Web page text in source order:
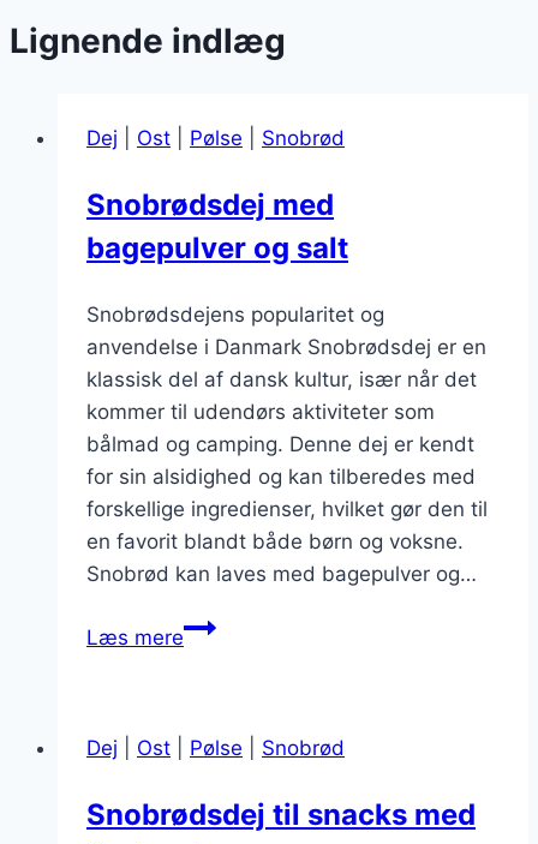
Lignende indlæg
Dej Ost Pølse Snobrød
Snobrødsdej med
bagepulver og salt
Snobrødsdejens popularitet og
anvendelse i Danmark Snobrødsdej er en
klassisk del af dansk kultur, især når det
kommer til udendørs aktiviteter som
bålmad og camping. Denne dej er kendt
for sin alsidighed og kan tilberedes med
forskellige ingredienser, hvilket gør den til
en favorit blandt både børn og voksne.
Snobrød kan laves med bagepulver og…
Læs mereSnobrødsdej
salt
Dej Ost Pølse Snobrød
Snobrødsdej til snacks med